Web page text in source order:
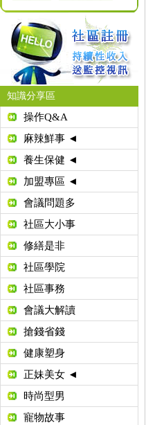
知識分享區
操作Q&A
麻辣鮮事 ◄
養生保健 ◄
加盟專區 ◄
會議問題多
社區大小事
修繕是非
社區學院
社區事務
會議大解讀
搶錢省錢
健康塑身
正妹美女 ◄
時尚型男
寵物故事